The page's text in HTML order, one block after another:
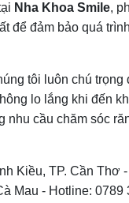
Nha Khoa Smile,
để đảm bảo quá
tôi luôn chú
lo lắng khi đến
cầu chăm sóc
Kiều, TP. Cần Thơ
Mau - Hotline: 0789